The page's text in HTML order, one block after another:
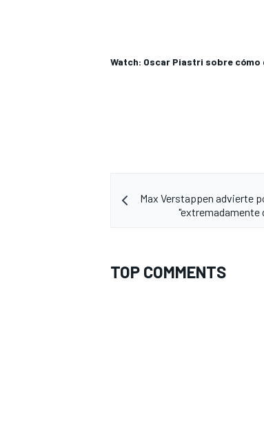
Watch: Oscar Piastri sobre
Max Verstappen advierte
"extremadamente
TOP COMMENTS